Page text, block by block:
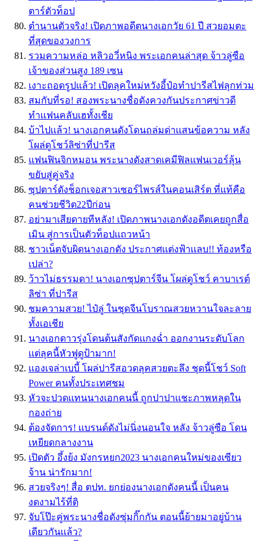
ตาร์ตัวท็อป
ตำนานตัวจริง! เปิดภาพอดีตนางเอกวัย 61 ปี สวยอมตะ
ที่สุดของวงการ
รวมความหล่อ หลิวอวี่หนิง พระเอกคนล่าสุด จ้าวลู่ซือ
เจ้าของส่วนสูง 189 เซน
เงาะถอดรูปแล้ว! เปิดลุคใหม่หวังอี้ป๋อทำปารีสไฟลุกท่วม
สมกับที่รอ! สองพระนางชื่อดังควงกันประกาศข่าวดี
ทำเเฟนคลับเฮทั้งเชีย
บ้าไปเเล้ว! นางเอกคนดังโดนถล่มด่าเเสนข้อความ หลัง
โผล่ดูโชว์ลิซ่าที่ปารีส
แฟนฟินจิกหมอน พระนางดังสาดเคมีฟิลแฟนเวอร์ลุ้น
ขยับสู่คู่จริง
ซุปตาร์ดังช็อกเจอสาวเซอร์ไพรส์ในคอนเสิร์ต ที่แท้คือ
คนช่วยชีวิต22ปีก่อน
อย่ามาเสียดายทีหลัง! เปิดภาพนางเอกดังอดีตเคยถูกสื่อ
เมิน สู่การเป็นตัวท็อปเเถวหน้า
ชาวเน็ตจับผิดนางเอกดัง ประกาศเเต่งฟ้าเเลบ!! ท้องหรือ
เปล่า?
ว้าวไม่ธรรมดา! นางเอกซุปตาร์จีน โผล่ดูโชว์ คาบาเรต์
ลิซ่า ที่ปารีส
ชมความสวย! ไป๋ลู่ ในชุดจีนโบราณสวยหวานใจละลาย
ทั้งเอเชีย
นางเอกดาวรุ่งโดนต้นสังกัดเเกงฉ่ำ ออกงานระดับโลก
เเต่ลุคนี้หัวฟูดูป้ามาก!
เเองเจล่าเบบี้ โผล่ปารีสอวดลุคสวยตะลึง ชุดนี้โชว์ Soft
Power คนทั้งประเทศชม
หัวจะปวดเเทนนางเอกคนนี้ ถูกปาปาเเชะภาพหลุดใน
กองถ่าย
ต้องจัดการ! เเบรนด์ดังไม่นิ่งนอนใจ หลัง จ้าวลู่ซือ โดน
เหยียดกลางงาน
เปิดตัว อึ้งย้ง มังกรหยก2023 นางเอกคนใหม่ของเซียว
จ้าน น่ารักมาก!
สวยจริงๆ! สื่อ ตปท. ยกย่องนางเอกดังคนนี้ เป็นคน
งดงามไร้ที่ติ
จับโป๊ะคู่พระนางชื่อดังซุ่มกิ๊กกัน ตอนนี้ย้ายมาอยู่บ้าน
เดียวกันเเล้ว?